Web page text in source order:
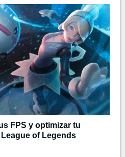
FPS y optimizar tu
of Legends